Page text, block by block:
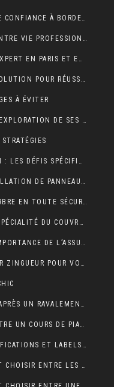
COMMENT TROUVER UN PLOMBIER DE CONFIANCE À BORDEAUX ?
FEMME ET QUOTIDIEN : ÉQUILIBRE ENTRE VIE PROFESSIONNELLE ET PERSONNELLE
GUIDE PRATIQUE POUR DEVENIR UN EXPERT EN PARIS ET EN JEUX
MANAGEMENT DE TRANSITION : LA SOLUTION POUR RÉUSSIR LES TRANSFORMATIONS COMPLEXES EN ENTREPRISE
À ÉVITER
VOYAGE EN POLYNÉSIE EN COUPLE : EXPLORATION DE SES PLUS BELLES ÎLES
ABATTAGE D’ARBRE EN MILIEU URBAIN : LES DÉFIS SPÉCIFIQUES
LE RÔLE DU COUVREUR DANS L’INSTALLATION DE PANNEAUX SOLAIRES
LES ÉTAPES CLÉS DE L’ABATTAGE D’ARBRE EN TOUTE SÉCURITÉ
LES TOITURES VÉGÉTALISÉES : UNE SPÉCIALITÉ DU COUVREUR
ABATTAGE D’ARBRE : QUELLE EST L’IMPORTANCE DE L’ASSURANCE ?
COMMENT CHOISIR LE BON COUVREUR ZINGUEUR POUR VOTRE PROJET ?
COMMENT ENTRETENIR UNE FAÇADE APRÈS UN RAVALEMENT PROJETÉ ?
QUELLES SONT LES DIFFÉRENCES ENTRE UN COURS DE PIANO À DOMICILE ET CHEZ UN PROFESSEUR ?
RAMONAGE DE CHEMINÉE : LES CERTIFICATIONS ET LABELS À CONNAÎTRE
RÉNOVATION DE TOITURE : COMMENT CHOISIR ENTRE LES DIFFÉRENTS TYPES D’ISOLANTS ?